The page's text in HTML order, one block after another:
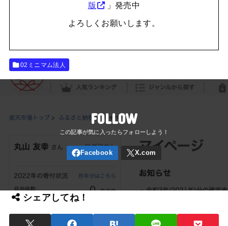
版
」発売中
よろしくお願いします。
02ミニマム法人
FOLLOW
シェアしてね！